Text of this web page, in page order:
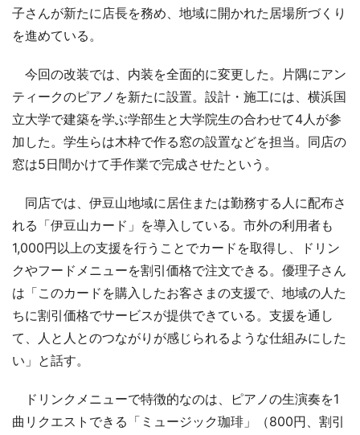
子さんが新たに店長を務め、地域に開かれた居場所づくり
を進めている。
今回の改装では、内装を全面的に変更した。片隅にアン
ティークのピアノを新たに設置。設計・施工には、横浜国
立大学で建築を学ぶ学部生と大学院生の合わせて4人が参
加した。学生らは木枠で作る窓の設置などを担当。同店の
窓は5日間かけて手作業で完成させたという。
同店では、伊豆山地域に居住または勤務する人に配布さ
れる「伊豆山カード」を導入している。市外の利用者も
1,000円以上の支援を行うことでカードを取得し、ドリン
クやフードメニューを割引価格で注文できる。優理子さん
は「このカードを購入したお客さまの支援で、地域の人た
ちに割引価格でサービスが提供できている。支援を通し
て、人と人とのつながりが感じられるような仕組みにした
い」と話す。
ドリンクメニューで特徴的なのは、ピアノの生演奏を1
曲リクエストできる「ミュージック珈琲」（800円、割引